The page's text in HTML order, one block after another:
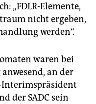
„FDLR-Elemente,
nicht ergeben,
werden“.
waren bei
an der
Interimspräsident
der SADC sein